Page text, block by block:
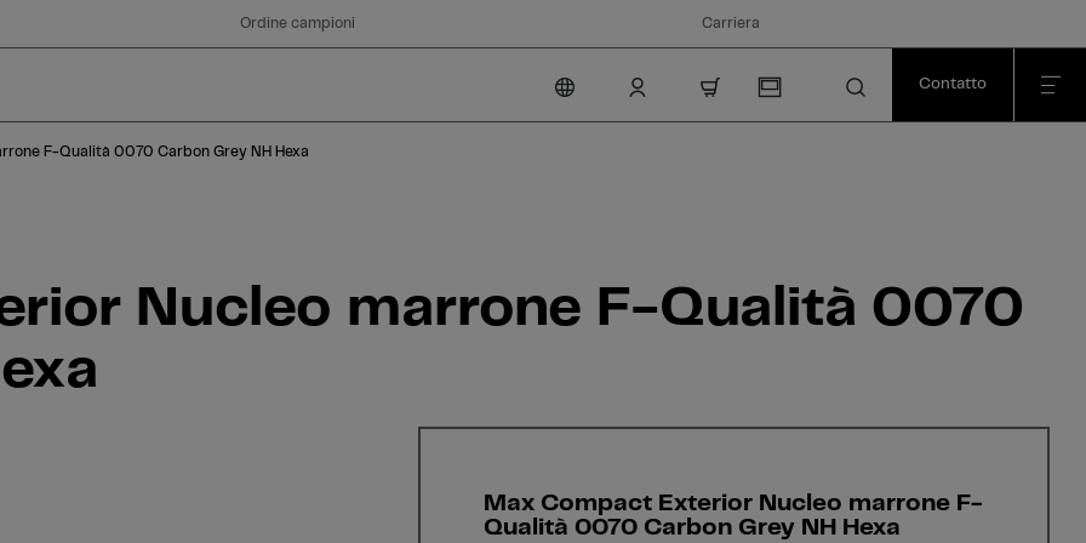
Ordine campioni Carriera
Contatto
F-Qualità 0070 Carbon Grey NH Hexa
Nucleo marrone F-Qualità 0070
Max Compact Exterior Nucleo marrone F-
Qualità 0070 Carbon Grey NH Hexa